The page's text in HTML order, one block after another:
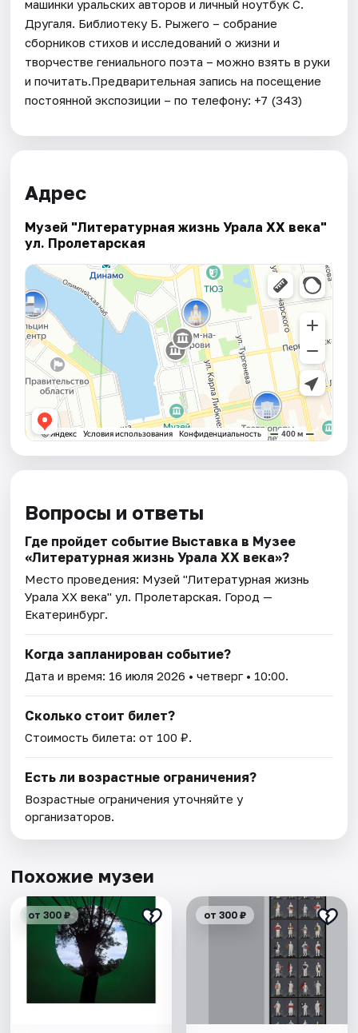
машинки уральских авторов и личный ноутбук С.
Другаля. Библиотеку Б. Рыжего – собрание
сборников стихов и исследований о жизни и
творчестве гениального поэта – можно взять в руки
и почитать.Предварительная запись на посещение
постоянной экспозиции – по телефону: +7 (343)
Адрес
Музей "Литературная жизнь Урала XX века"
ул. Пролетарская
Вопросы и ответы
Где пройдет событие Выставка в Музее
«Литературная жизнь Урала ХХ века»?
Место проведения: Музей "Литературная жизнь
Урала XX века" ул. Пролетарская. Город —
Екатеринбург.
Когда запланирован событие?
Дата и время: 16 июля 2026 • четверг • 10:00.
Сколько стоит билет?
Стоимость билета: от 100 ₽.
Есть ли возрастные ограничения?
Возрастные ограничения уточняйте у
организаторов.
Похожие музеи
от 300 ₽ от 300 ₽